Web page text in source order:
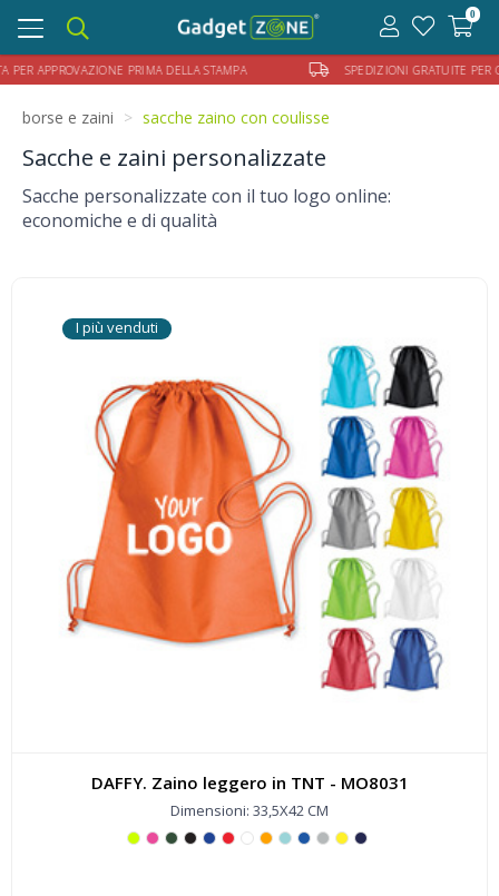
PRIMA DELLA STAMPA SPEDIZIONI GRATUITE PER
Toggle
navigation
0
borse e zaini sacche zaino con coulisse
Sacche e zaini personalizzate
Sacche personalizzate con il tuo logo online:
economiche e di qualità
I più venduti
DAFFY. Zaino leggero in TNT - MO8031
Dimensioni: 33,5X42 CM